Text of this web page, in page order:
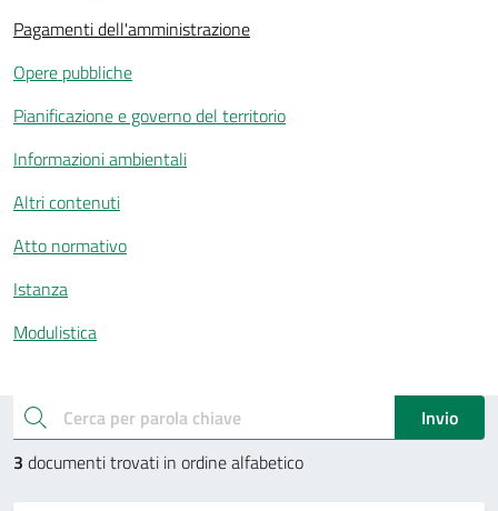
Pagamenti dell'amministrazione
Opere pubbliche
Pianificazione e governo del territorio
Informazioni ambientali
Altri contenuti
Atto normativo
Istanza
Modulistica
Esplora documenti pubblici
cerca
Invio
3 documenti trovati in ordine alfabetico